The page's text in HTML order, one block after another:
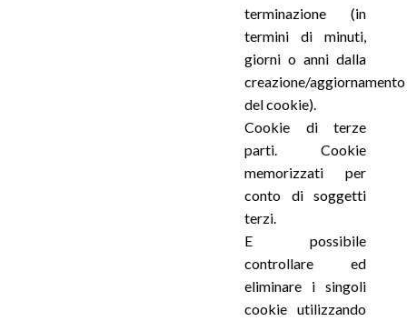
terminazione (in
termini di minuti,
giorni o anni dalla
creazione/aggiornamento
del cookie).
Cookie di terze
parti. Cookie
memorizzati per
conto di soggetti
terzi.
E possibile
controllare ed
eliminare i singoli
cookie utilizzando